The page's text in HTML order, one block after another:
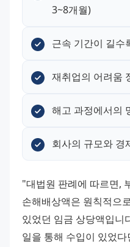
3~8개월)
근속 기간이 길수
재취업의 어려움
해고 과정에서의
회사의 규모와 경
"대법원 판례에 따르면,
손해배상액은 원칙적으
있었던 임금 상당액입니
일을 통해 수입이 있었